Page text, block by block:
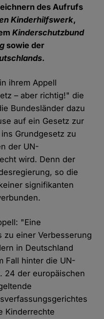
des Aufrufs
Kinderhilfswerk,
Kinderschutzbund
sowie der
.
ihrem Appell
– aber richtig!" die
Bundesländer dazu
auf ein Gesetz zur
Grundgesetz zu
der UN-
wird. Denn der
so die
signifikanten
"Eine
zu einer Verbesserung
in Deutschland
Fall hinter die UN-
24 der europäischen
Kinderrechte